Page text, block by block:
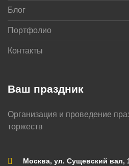
Ваш праздник
Организация и проведение
торжеств
Москва, ул. Сущевский вал,
Блог
Портфолио
Контакты